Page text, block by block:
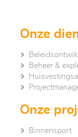
Onze
Beheer &
Onze
Binnensport